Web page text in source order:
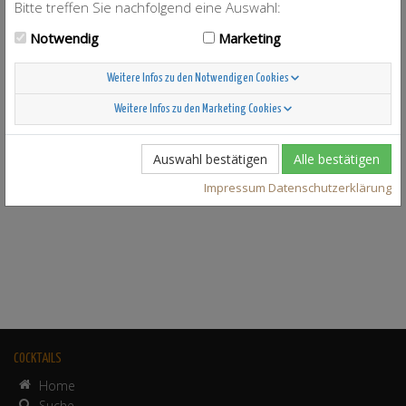
zu
The Real Fake
Strawberry Milkshake
zu
The Real Fake
Strawberry Milkshake
COCKTAILS
Home
Bitte treffen Sie nachfolgend eine Auswahl:
Notwendig
Marketing
Weitere Infos zu den Notwendigen Cookies
Weitere Infos zu den Marketing Cookies
Auswahl bestätigen Alle bestätigen
Impressum Datenschutzerklärung